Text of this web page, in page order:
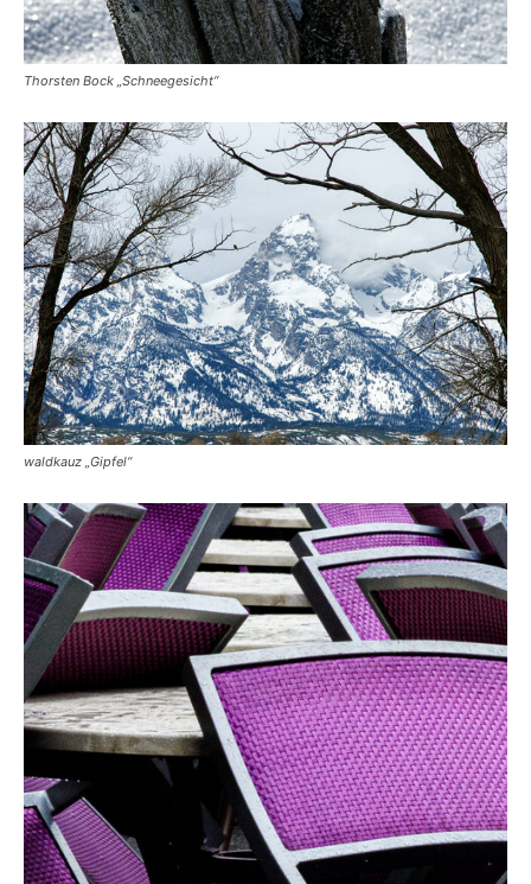
Thorsten Bock „Schneegesicht“
waldkauz „Gipfel“